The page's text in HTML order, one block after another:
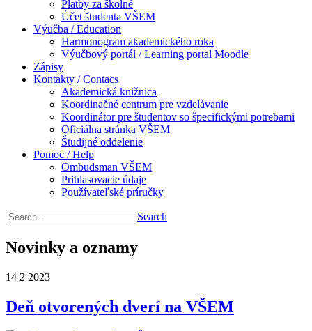
Platby za školné
Účet študenta VŠEM
Výučba / Education
Harmonogram akademického roka
Výučbový portál / Learning portal Moodle
Zápisy
Kontakty / Contacs
Akademická knižnica
Koordinačné centrum pre vzdelávanie
Koordinátor pre študentov so špecifickými potrebami
Oficiálna stránka VŠEM
Študijné oddelenie
Pomoc / Help
Ombudsman VŠEM
Prihlasovacie údaje
Používateľské príručky
Search
Novinky a oznamy
14 2 2023
Deň otvorených dverí na VŠEM